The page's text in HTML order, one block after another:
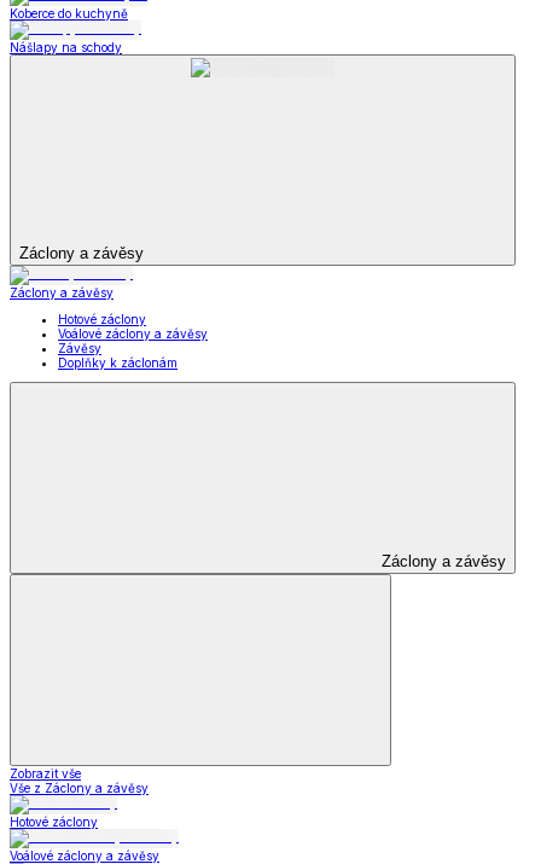
Koberce do kuchyně
Nášlapy na schody
Záclony a závěsy
Záclony a závěsy
Hotové záclony
Voálové záclony a závěsy
Závěsy
Doplňky k záclonám
Záclony a závěsy
Zobrazit vše
Vše z Záclony a závěsy
Hotové záclony
Voálové záclony a závěsy